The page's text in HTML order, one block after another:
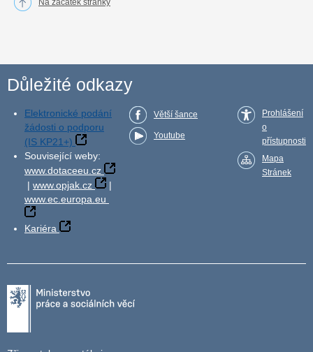
Na začátek stránky
Důležité odkazy
Elektronické podání
žádosti o podporu
(IS KP21+)
Související weby:
www.dotaceeu.cz
| www.opjak.cz
|
www.ec.europa.eu
Kariéra
Větší šance
Youtube
Prohlášení
o
přístupnosti
Mapa
Stránek